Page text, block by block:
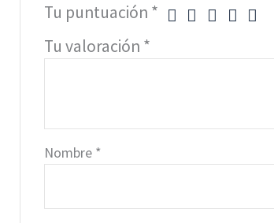
Tu puntuación *
Tu valoración *
Nombre *